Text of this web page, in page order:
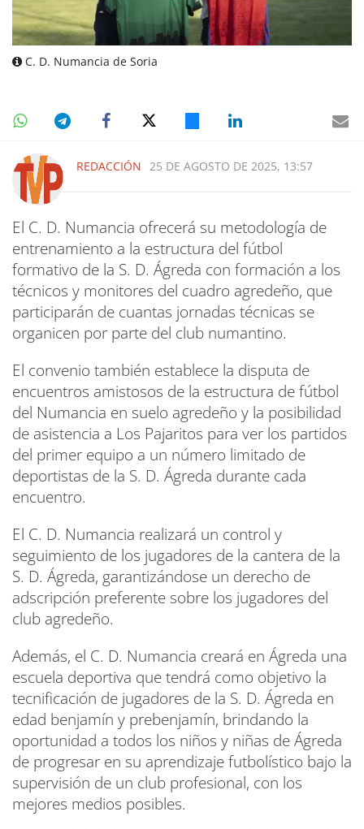
C. D. Numancia de Soria
REDACCIÓN 25 DE AGOSTO DE 2025, 13:57
El C. D. Numancia ofrecerá su metodología de
entrenamiento a la estructura del fútbol
formativo de la S. D. Ágreda con formación a los
técnicos y monitores del cuadro agredeño, que
participarán de cuantas jornadas técnicas se
organicen por parte del club numantino.
El convenio también establece la disputa de
encuentros amistosos de la estructura de fútbol
del Numancia en suelo agredeño y la posibilidad
de asistencia a Los Pajaritos para ver los partidos
del primer equipo a un número limitado de
deportistas de la S. D. Ágreda durante cada
encuentro.
El C. D. Numancia realizará un control y
seguimiento de los jugadores de la cantera de la
S. D. Ágreda, garantizándose un derecho de
adscripción preferente sobre los jugadores del
club agredeño.
Además, el C. D. Numancia creará en Ágreda una
escuela deportiva que tendrá como objetivo la
tecnificación de jugadores de la S. D. Ágreda en
edad benjamín y prebenjamín, brindando la
oportunidad a todos los niños y niñas de Ágreda
de progresar en su aprendizaje futbolístico bajo la
supervisión de un club profesional, con los
mejores medios posibles.